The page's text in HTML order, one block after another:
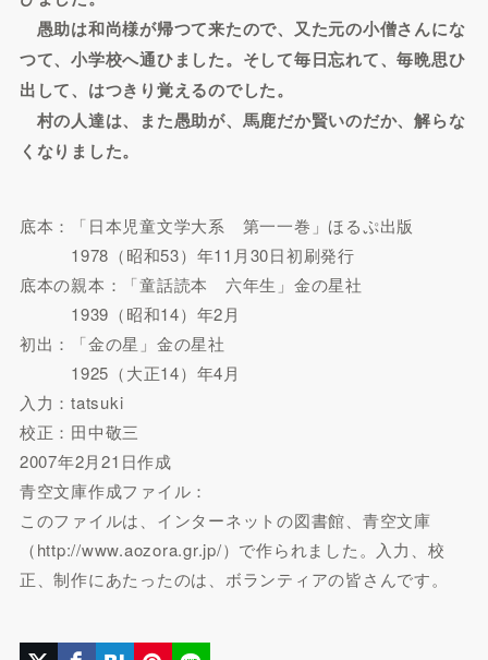
愚助は和尚様が帰つて来たので、又た元の小僧さんにな
つて、小学校へ通ひました。そして毎日忘れて、毎晩思ひ
出して、はつきり覚えるのでした。
村の人達は、また愚助が、馬鹿だか賢いのだか、解らな
くなりました。
底本：「日本児童文学大系 第一一巻」ほるぷ出版
1978（昭和53）年11月30日初刷発行
底本の親本：「童話読本 六年生」金の星社
1939（昭和14）年2月
初出：「金の星」金の星社
1925（大正14）年4月
入力：tatsuki
校正：田中敬三
2007年2月21日作成
青空文庫作成ファイル：
このファイルは、インターネットの図書館、青空文庫
（http://www.aozora.gr.jp/）で作られました。入力、校
正、制作にあたったのは、ボランティアの皆さんです。